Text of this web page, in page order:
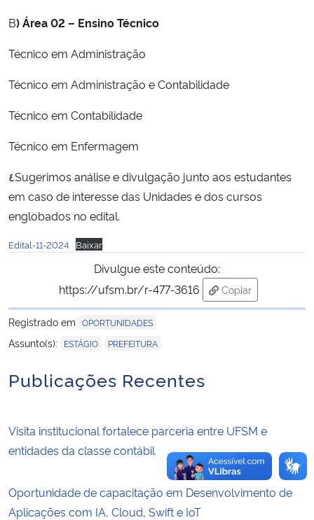
Ministério da Mulher, da Família e dos Direitos Humanos
Secretaria-Geral
Advocacia-Geral da União
Banco Central do Brasil
B)Área02 – EnsinoTécnico
Técnico em Administração
Técnico em Administração e Contabilidade
Técnico em Contabilidade
Técnico em Enfermagem
٤Sugerimos análise e divulgação junto aos estudantes
em caso de interesse das Unidades e dos cursos
englobados no edital.
Edital-11-2024 Baixar
Divulgue este conteúdo:
https://ufsm.br/r-477-3616
Copiar
para área de
Registrado em OPORTUNIDADES
Assunto(s): ESTÁGIO PREFEITURA
Publicações Recentes
Visita institucional fortalece parceria entre UFSM e
entidades da classe contábil
Oportunidade de capacitação em Desenvolvimento de
Aplicações com IA, Cloud, Swift e IoT